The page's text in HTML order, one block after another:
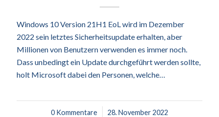
Windows 10 Version 21H1 EoL wird im Dezember
2022 sein letztes Sicherheitsupdate erhalten, aber
Millionen von Benutzern verwenden es immer noch.
Dass unbedingt ein Update durchgeführt werden sollte,
holt Microsoft dabei den Personen, welche…
0 Kommentare
/ 28. November 2022